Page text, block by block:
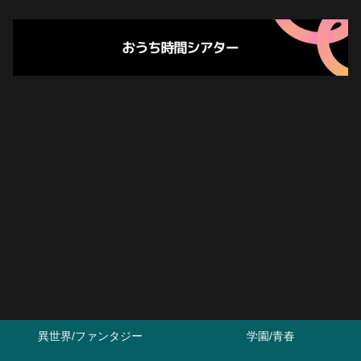
異世界/ファンタジー 学園/青春